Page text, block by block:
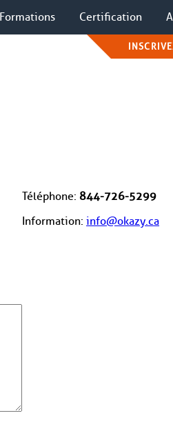
Certification
Formations
Téléphone: 844-726-5299
Information: info@okazy.ca